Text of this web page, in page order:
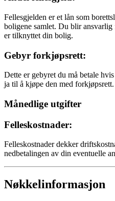
Fellesgjelden er et lån som
boligene samlet. Du blir
er tilknyttet din bolig.
Gebyr forkjøpsrett:
Dette er gebyret du må betale
ja til å kjøpe den med forkjøpsrett.
Månedlige utgifter
Felleskostnader:
Felleskostnader dekker
nedbetalingen av din eventuelle
Nøkkelinformasjon